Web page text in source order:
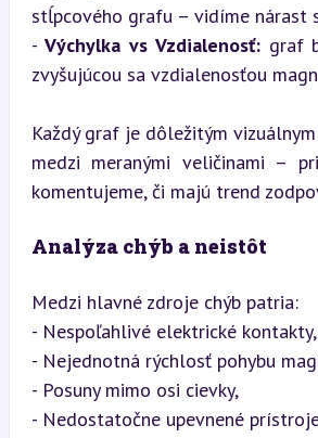
stĺpcového grafu – vidíme nárast
- Výchylka vs Vzdialenosť: graf
zvyšujúcou sa vzdialenosťou
Každý graf je dôležitým
medzi meranými veličinami –
komentujeme, či majú trend
Analýza chýb a neistôt
Medzi hlavné zdroje chýb patria:
- Nespoľahlivé elektrické kontakty,
- Nejednotná rýchlosť pohybu
- Posuny mimo osi cievky,
- Nedostatočne upevnené